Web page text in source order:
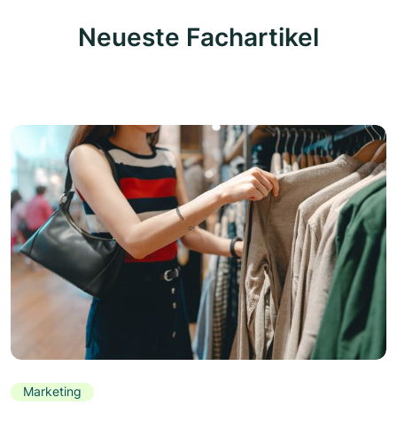
Neueste Fachartikel
Marketing